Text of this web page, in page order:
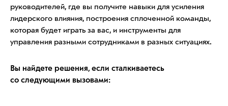
руководителей, где вы получите навыки для усиления
лидерского влияния, построения сплоченной команды,
которая будет играть за вас, и инструменты для
управления разными сотрудниками в разных ситуациях.
Вы найдете решения, если сталкиваетесь
со следующими вызовами: